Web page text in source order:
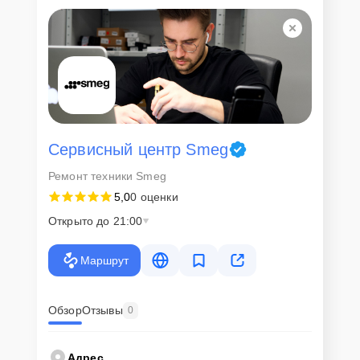
Для всех клиентов действуют демократичные и фиксированные
цены. Конечная стоимость работ обсуждается с клиентом и не в
коем случае не может измениться в процессе работ. Сервис не
навязывает клиентам дополнительные услуги и не
предусматривает скрытые платежи. Рассчитать предварительную
стоимость ремонта можно с помощью нашегоКалькулятора
Скорость диагностики и
ремонта
Наша компания ценит время клиентов и понимает важность
оперативного решения любых вопросов. В среднем, ремонт
клиент сможет забрать свой гаджет в этот же день. При
Внимание! Устройство отправляется на ремонт только после
согласования вариантов запчастей и стоимости ремонта с
изменена в процессе или после завершения работ.
Сервисный центр Smeg
Ремонт техники Smeg
5,00 оценки
Открыто до 21:00
Маршрут
ОбзорОтзывы 0
Адрес